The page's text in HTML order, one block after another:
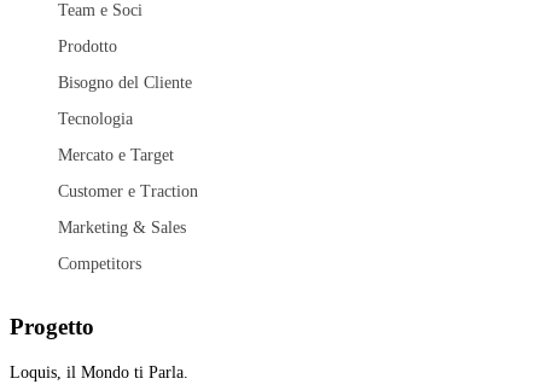
Team e Soci
Prodotto
Bisogno del Cliente
Tecnologia
Mercato e Target
Customer e Traction
Marketing & Sales
Competitors
Progetto
Loquis, il Mondo ti Parla.